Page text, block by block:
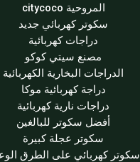
المروحية citycoco
سكوتر كهربائي جديد
دراجات كهربائية
مصنع سيتي كوكو
الدراجات البخارية الكهربائية
دراجة كهربائية موكا
دراجات نارية كهربائية
أفضل سكوتر للبالغين
سكوتر عجلة كبيرة
سكوتر كهربائي على الطرق